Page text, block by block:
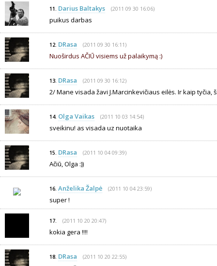
11. Darius Baltakys (2011 09 30 16:06)
puikus darbas
12. DRasa (2011 09 30 16:11)
Nuoširdus AČIŪ visiems už palaikymą :)
13. DRasa (2011 09 30 16:12)
2/ Mane visada žavi J.Marcinkevičiaus eilės. Ir kaip tyčia,
14. Olga Vaikas (2011 10 03 14:54)
sveikinu! as visada uz nuotaika
15. DRasa (2011 10 04 09:39)
Ačiū, Olga :))
16. Anželika Žalpė (2011 10 04 23:59)
super !
17. (2011 10 20 20:47)
kokia gera !!!!
18. DRasa (2011 10 20 22:55)